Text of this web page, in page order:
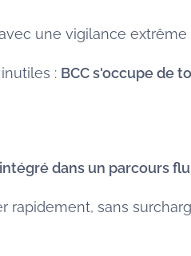
une vigilance extrême
: BCC s'occupe de
dans un parcours
sans